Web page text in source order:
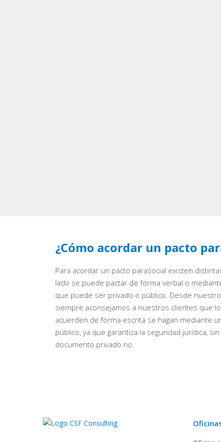
¿Cómo acordar un pacto
Para acordar un pacto parasocial existen
lado se puede pactar de forma verbal o
que puede ser privado o público. Desde
siempre aconsejamos a nuestros clientes que
acuerden de forma escrita se hagan mediante
público, ya que garantiza la seguridad jurídica,
documento privado no.